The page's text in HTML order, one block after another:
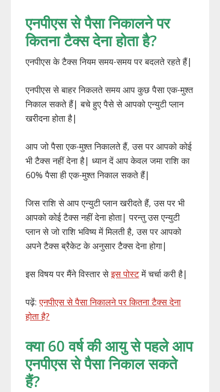
एनपीएस से पैसा निकालने पर
कितना टैक्स देना होता है?
एनपीएस के टैक्स नियम समय-समय पर बदलते रहते हैं|
एनपीएस से बाहर निकलते समय आप कुछ पैसा एक-मुश्त
निकाल सकते हैं| बचे हुए पैसे से आपको एन्युटी प्लान
खरीदना होता है|
आप जो पैसा एक-मुश्त निकालते हैं, उस पर आपको कोई
भी टैक्स नहीं देना है| ध्यान दें आप केवल जमा राशि का
60% पैसा ही एक-मुश्त निकाल सकते हैं|
जिस राशि से आप एन्युटी प्लान खरीदते हैं, उस पर भी
आपको कोई टैक्स नहीं देना होता| परन्तु उस एन्युटी
प्लान से जो राशि भविष्य में मिलती है, उस पर आपको
अपने टैक्स ब्रैकेट के अनुसार टैक्स देना होगा|
इस विषय पर मैंने विस्तार सेइस पोस्टमें चर्चा करी है|
पढ़ें:एनपीएस से पैसा निकालने पर कितना टैक्स देना
होता है?
क्या 60 वर्ष की आयु से पहले आप
एनपीएस से पैसा निकाल सकते
हैं?